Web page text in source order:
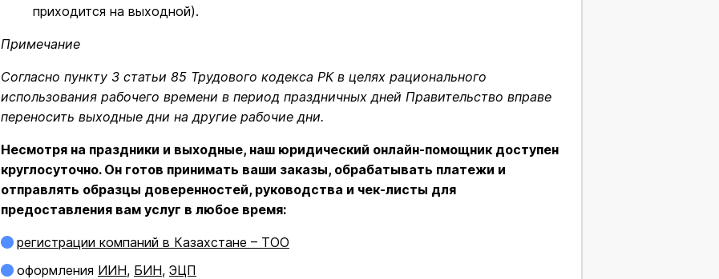
приходится на выходной).
Примечание
Согласно пункту 3 статьи 85 Трудового кодекса РК в целях рационального
использования рабочего времени в период праздничных дней Правительство вправе
переносить выходные дни на другие рабочие дни.
Несмотря на праздники и выходные, наш юридический онлайн-помощник доступен
круглосуточно. Он готов принимать ваши заказы, обрабатывать платежи и
отправлять образцы доверенностей, руководства и чек-листы для
предоставления вам услуг в любое время:
регистрации компаний в Казахстане – ТОО
оформления ИИН, БИН, ЭЦП